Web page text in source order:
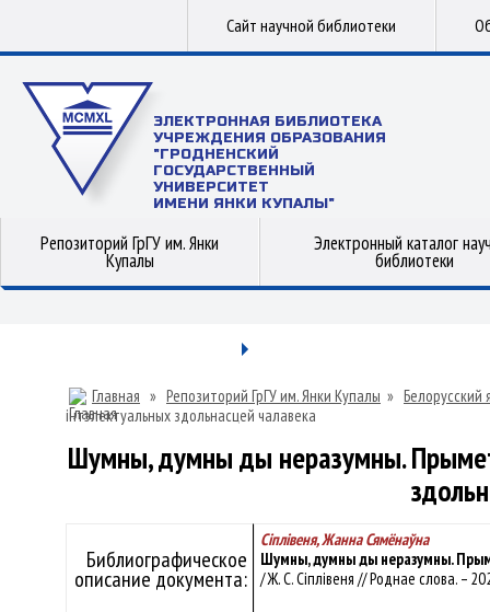
Сайт научной библиотеки
ЭЛЕКТРОННАЯ БИБЛИОТЕКА
УЧРЕЖДЕНИЯ ОБРАЗОВАНИЯ
"ГРОДНЕНСКИЙ
ГОСУДАРСТВЕННЫЙ
УНИВЕРСИТЕТ
ИМЕНИ ЯНКИ КУПАЛЫ"
Репозиторий ГрГУ им. Янки
Купалы
Электронный каталог
библиотеки
Главная » Репозиторий ГрГУ им. Янки Купалы » Белорусский
інтэлектуальных здольнасцей чалавека
Шумны, думны ды неразумны.
Библиографическое
описание документа:
Сіплівеня, Жанна Сямёнаўна
Шумны, думны ды неразумны.
/ Ж. С. Сіплівеня // Роднае слова. –